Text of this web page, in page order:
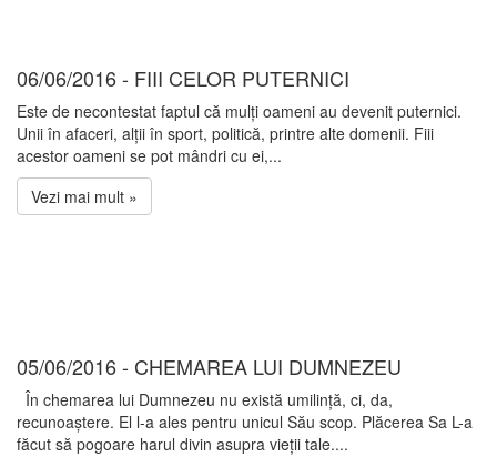
06/06/2016 - FIII CELOR PUTERNICI
Este de necontestat faptul că mulți oameni au devenit puternici.
Unii în afaceri, alții în sport, politică, printre alte domenii. Fiii
acestor oameni se pot mândri cu ei,...
Vezi mai mult »
05/06/2016 - CHEMAREA LUI DUMNEZEU
În chemarea lui Dumnezeu nu există umilință, ci, da,
recunoaștere. El l-a ales pentru unicul Său scop. Plăcerea Sa L-a
făcut să pogoare harul divin asupra vieții tale....